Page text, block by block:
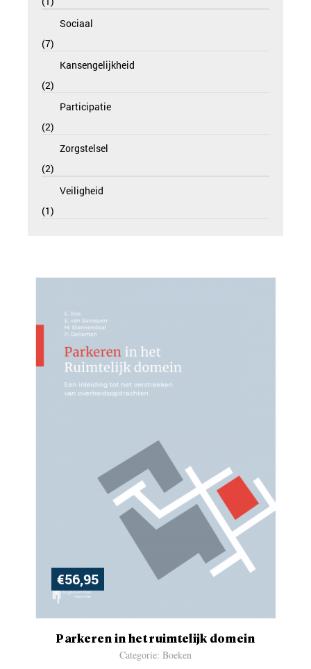
Sociaal
7
Kansengelijkheid
2
Participatie
2
Zorgstelsel
2
Veiligheid
1
€56,95
Parkeren in het ruimtelijk domein
Categorie: Boeken